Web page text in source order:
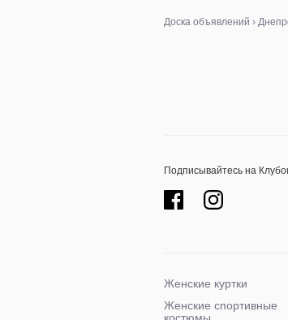
Доска объявлений ›
Подписывайтесь на
Женские куртки
Женские спортивные